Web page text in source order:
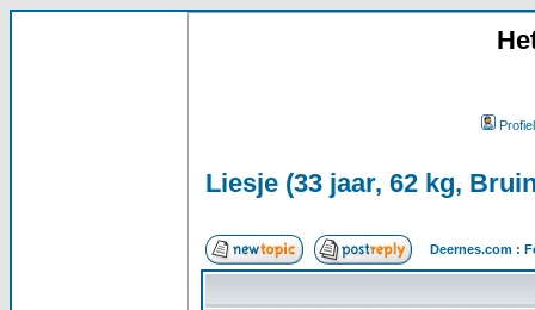
Profiel
Liesje (33 jaar, 62 kg,
Deernes.com :